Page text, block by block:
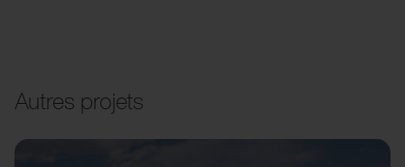
Autres projets